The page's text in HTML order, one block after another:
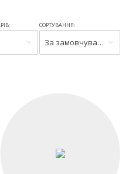
СОРТУВАННЯ:
За замовчуванням